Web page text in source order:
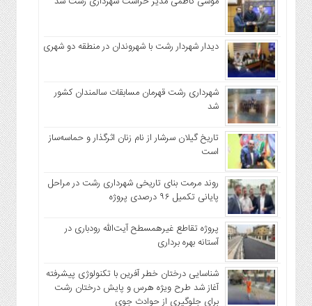
دیدار شهردار رشت با شهروندان در منطقه دو شهری
شهرداری رشت قهرمان مسابقات سالمندان کشور
شد
تاریخ گیلان سرشار از نام زنان اثرگذار و حماسه‌ساز
است
روند مرمت بنای تاریخی شهرداری رشت در مراحل
پایانی تکمیل ۹۶ درصدی پروژه
پروژه تقاطع غیرهمسطح آیت‌الله رودباری در
آستانه بهره برداری
شناسایی درختان خطر آفرین با تکنولوژی پیشرفته
آغاز شد طرح ویژه هرس و پایش درختان رشت
برای جلوگیری از حوادث جوی